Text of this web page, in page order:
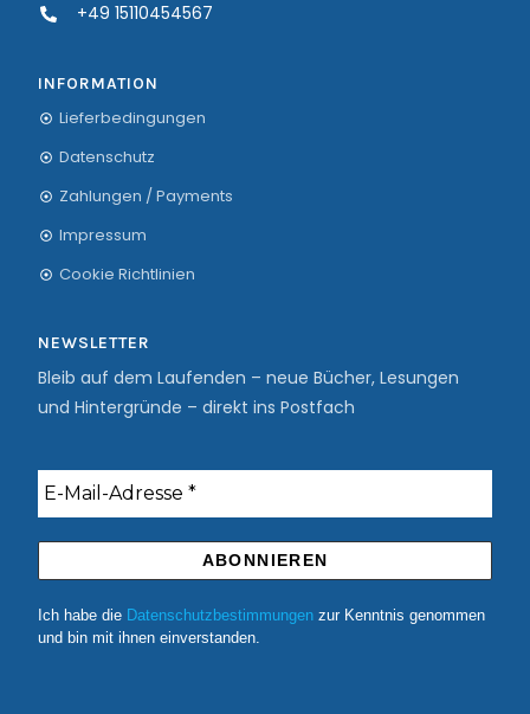
+49 15110454567
INFORMATION
Lieferbedingungen
Datenschutz
Zahlungen / Payments
Impressum
Cookie Richtlinien
NEWSLETTER
Bleib auf dem Laufenden – neue Bücher, Lesungen
und Hintergründe – direkt ins Postfach
Ich habe die Datenschutzbestimmungen zur Kenntnis genommen
und bin mit ihnen einverstanden.